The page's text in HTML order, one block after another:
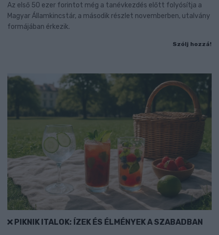
Az első 50 ezer forintot még a tanévkezdés előtt folyósítja a
Magyar Államkincstár, a második részlet novemberben, utalvány
formájában érkezik.
Szólj hozzá!
PIKNIK ITALOK: ÍZEK ÉS ÉLMÉNYEK A SZABADBAN